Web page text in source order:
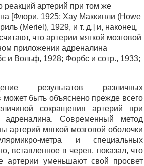
реакций артерий при том же
[Флори, 1925; Хау Маккинли (Howe
(Meriel), 1929, и т. д.] и, наконец,
что артерии мягкой мозговой
приложении адреналина
и Вольф, 1928; Форбс и сотр., 1933;
результатов различных
может быть объяснено прежде всего
сокращения артерий при
Современный метод
артерий мягкой мозговой оболочки
метра и специальных
вставленное в череп, показал, что
артерии уменьшают свой просвет